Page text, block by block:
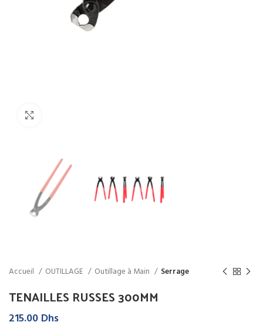
Accueil OUTILLAGE Outillage à Main Serrage
TENAILLES RUSSES 300MM
215.00 Dhs